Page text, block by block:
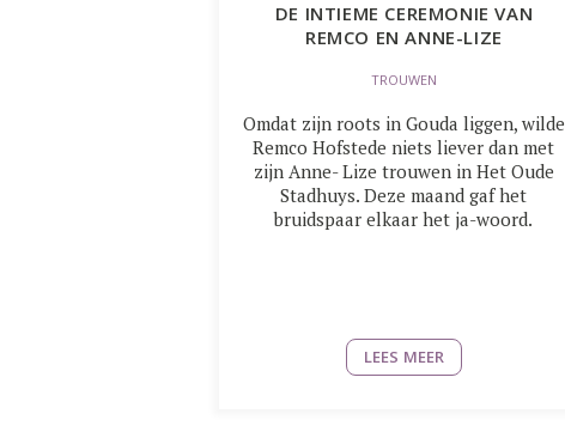
DE INTIEME CEREMONIE VAN
REMCO EN ANNE-LIZE
TROUWEN
Omdat zijn roots in Gouda liggen, wilde
Remco Hofstede niets liever dan met
zijn Anne- Lize trouwen in Het Oude
Stadhuys. Deze maand gaf het
bruidspaar elkaar het ja-woord.
LEES MEER